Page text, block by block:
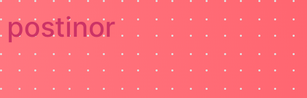
postinor